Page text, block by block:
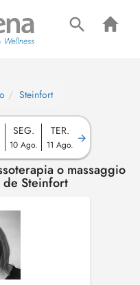
Steinfort
SEG.
10 Ago.
TER.
11 Ago.
o massaggio
Steinfort